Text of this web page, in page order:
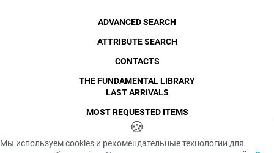
SPbPU, 1996-2026
Copyright and Personal Data
The photographs are
ADVANCED SEARCH
ATTRIBUTE SEARCH
CONTACTS
THE FUNDAMENTAL LIBRARY
LAST ARRIVALS
MOST REQUESTED ITEMS
🍪
Мы используем cookies и рекомендательные технологии для